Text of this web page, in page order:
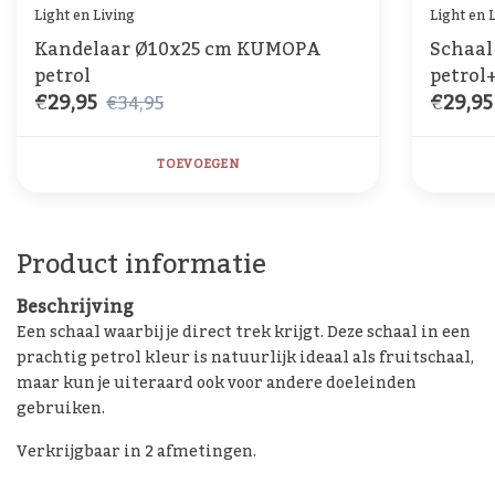
Light en Living
Kandelaar Ø10x25 cm KUMOPA
petrol
€29,95 €34,95
TOEVOEGEN
Light en
€29,95
Product informatie
Beschrijving
Een schaal waarbij je direct trek krijgt. Deze schaal in een
prachtig petrol kleur is natuurlijk ideaal als fruitschaal,
maar kun je uiteraard ook voor andere doeleinden
gebruiken.
Verkrijgbaar in 2 afmetingen.